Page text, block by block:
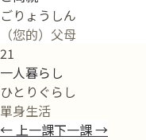
ごりょうしん
（您的）父母
21
一人暮らし
ひとりぐらし
單身生活
← 上一課下一課→